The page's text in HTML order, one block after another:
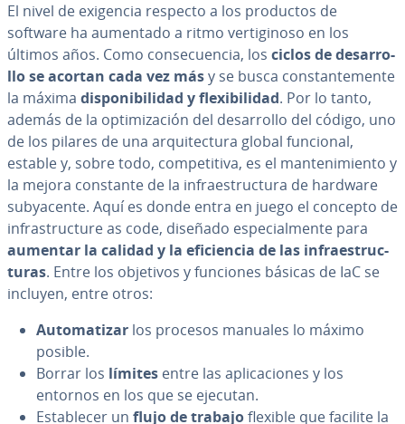
El nivel de exigencia respecto a los productos de
software ha aumentado a ritmo ve­r­ti­gi­no­so en los
últimos años. Como co­n­se­cue­n­cia, los ciclos de de­sa­rro­
llo se acortan cada vez másy se busca co­n­s­ta­n­te­me­n­te
la máxima di­s­po­ni­bi­li­dad y fle­xi­bi­li­dad. Por lo tanto,
además de la op­ti­mi­za­ción del de­sa­rro­llo del código, uno
de los pilares de una ar­qui­te­c­tu­ra global funcional,
estable y, sobre todo, co­m­pe­ti­ti­va, es el ma­n­te­ni­mie­n­to y
la mejora constante de la in­frae­s­tru­c­tu­ra de hardware
su­b­ya­ce­n­te. Aquí es donde entra en juego el concepto de
in­fra­s­tru­c­tu­re as code, diseñado es­pe­cia­l­me­n­te para
aumentar la calidad y la efi­cie­n­cia de las in­frae­s­tru­c­
tu­ras. Entre los objetivos y funciones básicas de IaC se
incluyen, entre otros:
Au­to­ma­ti­zar los procesos manuales lo máximo
posible.
Borrar los límites entre las apli­ca­cio­nes y los
entornos en los que se ejecutan.
Es­ta­ble­cer un flujo de trabajoflexible que facilite la